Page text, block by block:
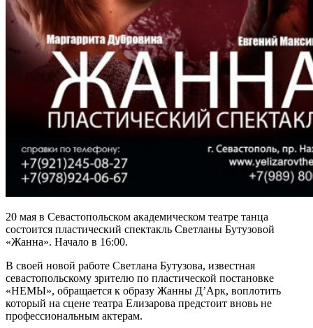
20 мая в Севастопольском академическом театре танца
состоится пластический спектакль Светланы Бутузовой
«Жанна». Начало в 16:00.
В своей новой работе Светлана Бутузова, известная
севастопольскому зрителю по пластической постановке
«НЕМЫ», обращается к образу Жанны Д’Арк, воплотить
который на сцене театра Елизарова предстоит вновь не
профессиональным актерам.